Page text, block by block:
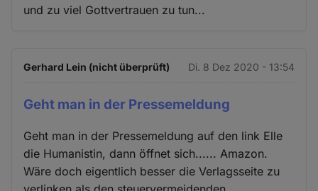
und zu viel Gottvertrauen zu tun...
Gerhard Lein (nicht überprüft) Di. 8 Dez 2020 - 13:54
Geht man in der Pressemeldung
Geht man in der Pressemeldung auf den link Elle
die Humanistin, dann öffnet sich...... Amazon.
Wäre doch eigentlich besser die Verlagsseite zu